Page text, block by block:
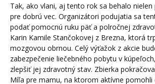
Tak, ako vlani, aj tento rok sa behalo
pre dobrú vec. Organizátori podujatia sa
podať pomocnú ruku päť a polročnej
Karin Kamile Stančokovej z Brezna, ktorá
mozgovou obrnou. Celý výťažok z akcie
zabezpečenie liečebného pobytu v
zlepšiť jej zdravotný stav. Zbierka
Míľa pre mamu, na ktorom aktívne pomohli